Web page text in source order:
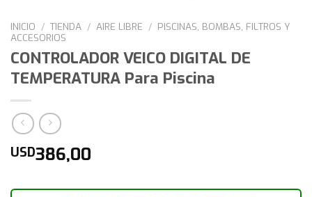
INICIO / TIENDA / AIRE LIBRE / PISCINAS, BOMBAS, FILTROS Y
ACCESORIOS
CONTROLADOR VEICO DIGITAL DE
TEMPERATURA Para Piscina
USD386,00